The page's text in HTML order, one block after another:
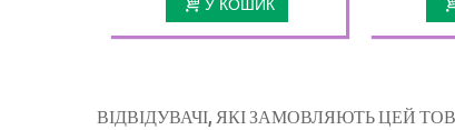
У КОШИК
ВІДВІДУВАЧІ, ЯКІ ЗАМОВЛЯЮТЬ ЦЕЙ